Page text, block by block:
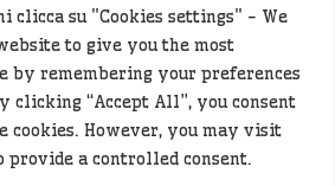
clicca su "Cookies settings" - We
to give you the most
by remembering your preferences
clicking “Accept All”, you consent
cookies. However, you may visit
provide a controlled consent.
in bozza rielaborando, con
generativa, contenuti
istituzionali e altri siti di interesse
l'articolo viene